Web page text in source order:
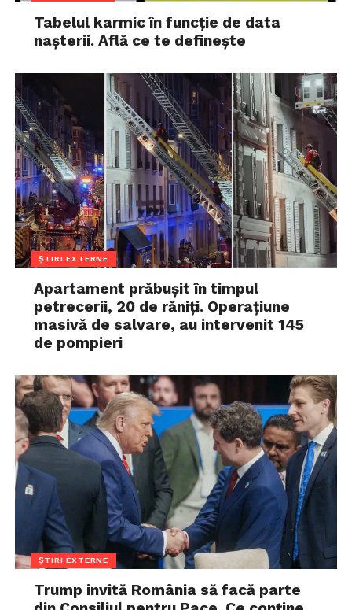
Tabelul karmic în funcție de data
nașterii. Află ce te definește
ȘTIRI EXTERNE
Apartament prăbușit în timpul
petrecerii, 20 de răniți. Operațiune
masivă de salvare, au intervenit 145
de pompieri
ȘTIRI EXTERNE
Trump invită România să facă parte